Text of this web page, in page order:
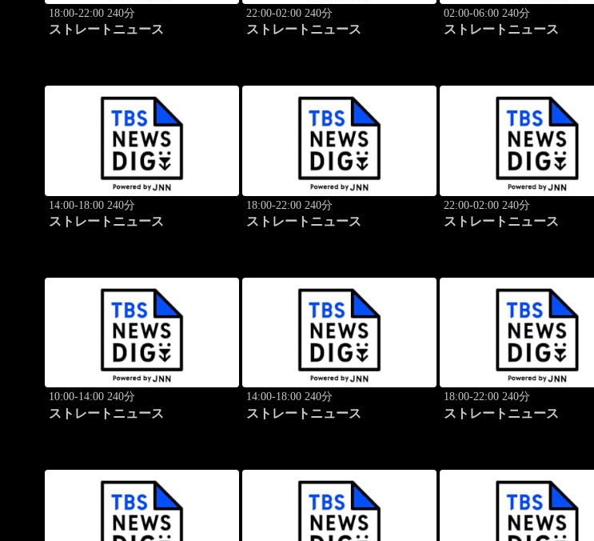
18:00-22:00 240分
ストレートニュース
22:00-02:00 240分
ストレートニュース
02:00-06:00 240分
ストレートニュース
14:00-18:00 240分
ストレートニュース
18:00-22:00 240分
ストレートニュース
22:00-02:00 240分
ストレートニュース
10:00-14:00 240分
ストレートニュース
14:00-18:00 240分
ストレートニュース
18:00-22:00 240分
ストレートニュース